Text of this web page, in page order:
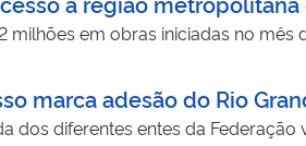
milhões em obras iniciadas no
marca adesão do Rio
dos diferentes entes da